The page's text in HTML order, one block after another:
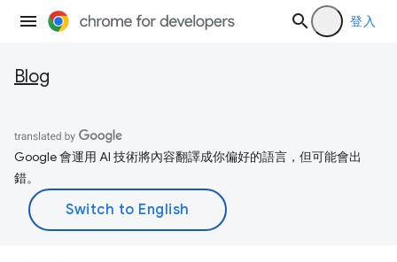
登入
Blog
Google 會運用 AI 技術將內容翻譯成你偏好的語言，但可能會出
錯。